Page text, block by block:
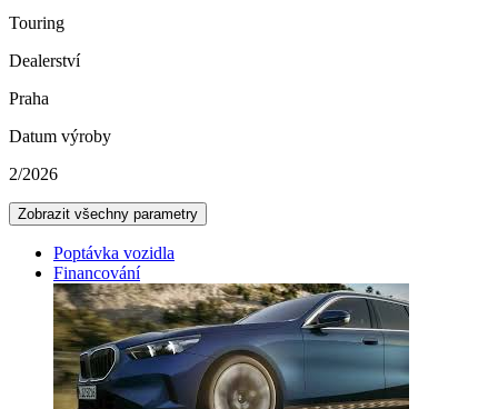
Touring
Dealerství
Praha
Datum výroby
2/2026
Zobrazit všechny parametry
Poptávka vozidla
Financování